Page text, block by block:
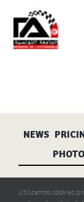
NEWS
Utilizamos cookies